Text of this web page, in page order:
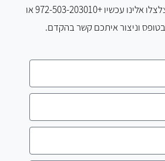
אלינו עכשיו
+972-503-203010 או
וניצור איתכם קשר בהקדם.